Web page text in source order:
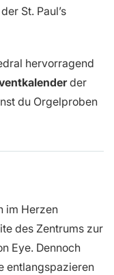
St. Paul’s
hervorragend
der
du Orgelproben
im Herzen
des Zentrums zur
Eye. Dennoch
entlangspazieren